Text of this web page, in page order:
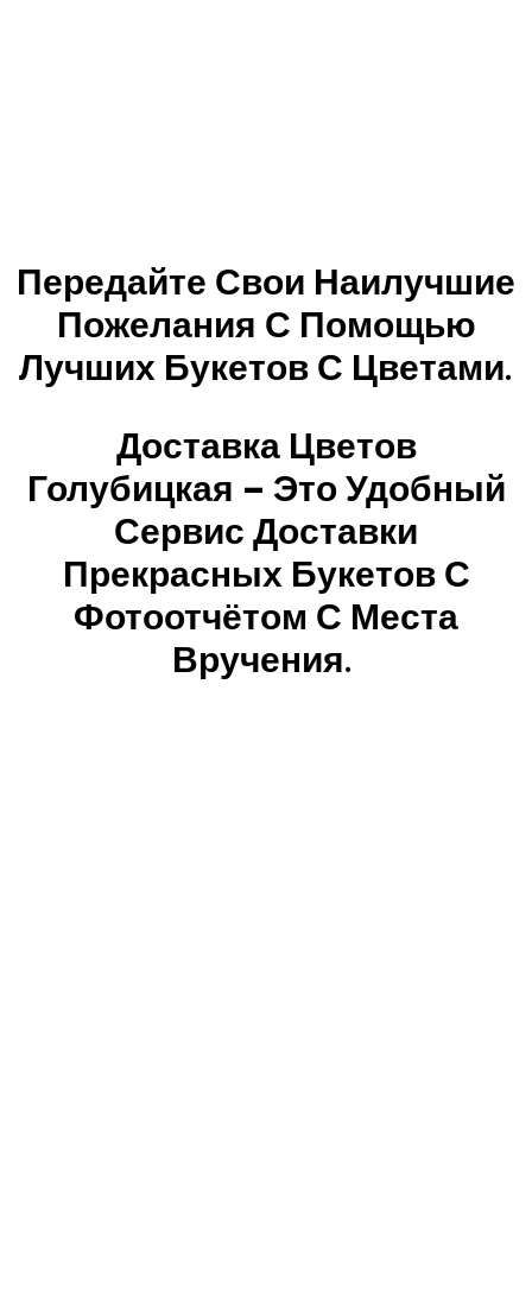
Передайте Свои Наилучшие
Пожелания С Помощью
Лучших Букетов С Цветами.
Доставка Цветов
Голубицкая – Это Удобный
Сервис Доставки
Прекрасных Букетов С
Фотоотчётом С Места
Вручения.